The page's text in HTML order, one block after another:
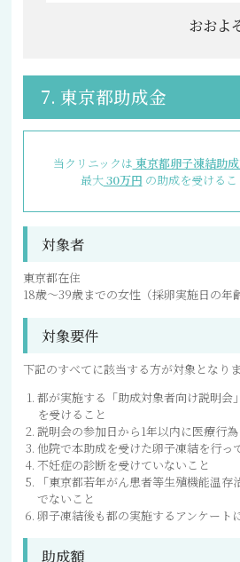
おおよ
7. 東京都助成金
当クリニックは 東京都卵子凍結助
最大30万円 の助成を受けるこ
対象者
東京都在住
18歳〜39歳までの女性（採卵実施日の年
対象要件
下記のすべてに該当する方が対象となりま
都が実施する「助成対象者向け説明会
を受けること
説明会の参加日から1年以内に医療行
他院で本助成を受けた卵子凍結を行っ
不妊症の診断を受けていないこと
「東京都若年がん患者等生殖機能温存
でないこと
卵子凍結後も都の実施するアンケート
助成額